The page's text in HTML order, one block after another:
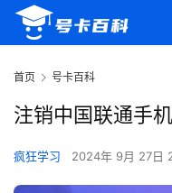
首页 号卡百科
注销中国联通手
疯狂学习 2024年 9月 27日